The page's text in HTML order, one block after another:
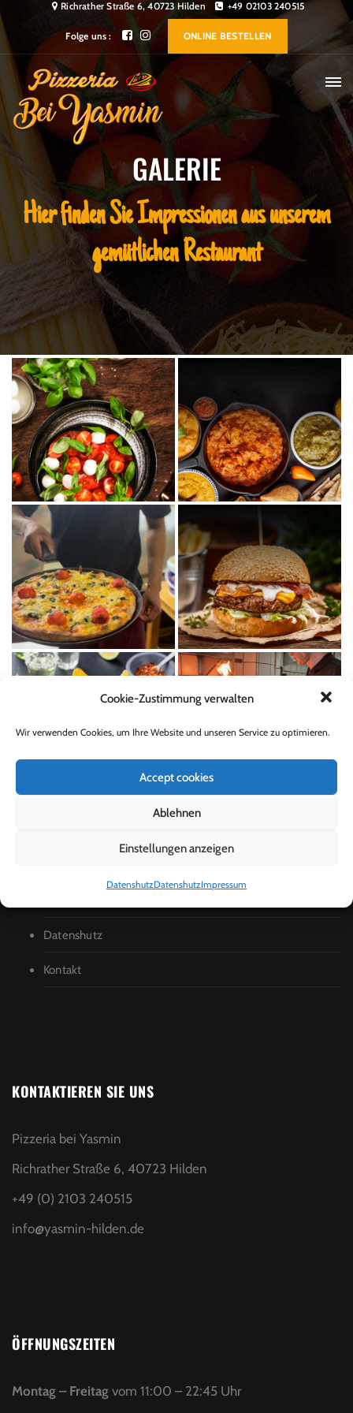
Cookie-Zustimmung verwalten
Wir verwenden Cookies, um Ihre Website und unseren Service zu optimieren.
Accept cookies
Ablehnen
Einstellungen anzeigen
DatenshutzDatenshutzImpressum
Richrather Straße 6, 40723 Hilden +49 02103 240515
Folge uns : ONLINE BESTELLEN
GALERIE
Hier finden Sie Impressionen aus unserem
gemütlichen Restaurant
Datenshutz
Kontakt
KONTAKTIEREN SIE UNS
Pizzeria bei Yasmin
Richrather Straße 6, 40723 Hilden
+49 (0) 2103 240515
info@yasmin-hilden.de
ÖFFNUNGSZEITEN
Montag – Freitag vom 11:00 – 22:45 Uhr